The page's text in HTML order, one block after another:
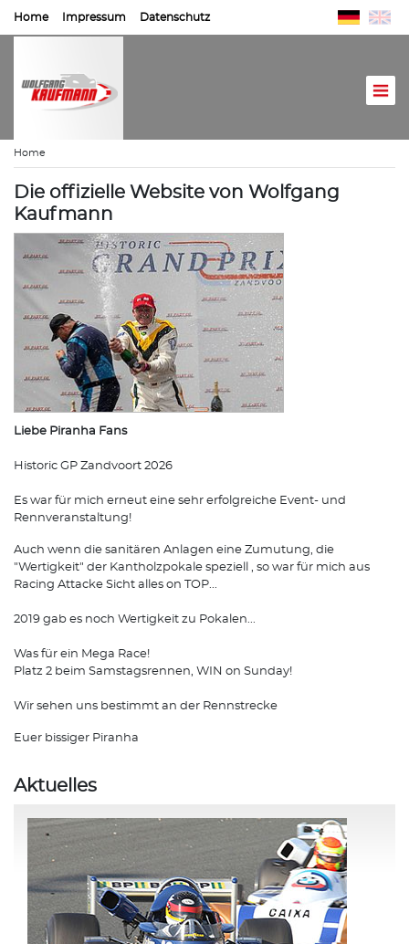
Home Impressum Datenschutz
Home
Die offizielle Website von Wolfgang
Kaufmann
Liebe Piranha Fans
Historic GP Zandvoort 2026
Es war für mich erneut eine sehr erfolgreiche Event- und
Rennveranstaltung!
Auch wenn die sanitären Anlagen eine Zumutung, die
"Wertigkeit" der Kantholzpokale speziell , so war für mich aus
Racing Attacke Sicht alles on TOP...
2019 gab es noch Wertigkeit zu Pokalen...
Was für ein Mega Race!
Platz 2 beim Samstagsrennen, WIN on Sunday!
Wir sehen uns bestimmt an der Rennstrecke
Euer bissiger Piranha
Aktuelles